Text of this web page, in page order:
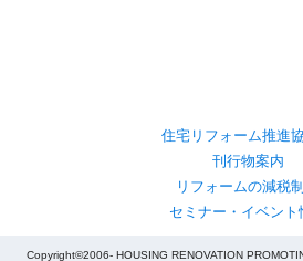
住宅リフォーム推進
刊行物案内
リフォームの減税
セミナー・イベント
Copyright©2006- HOUSING RENOVATION